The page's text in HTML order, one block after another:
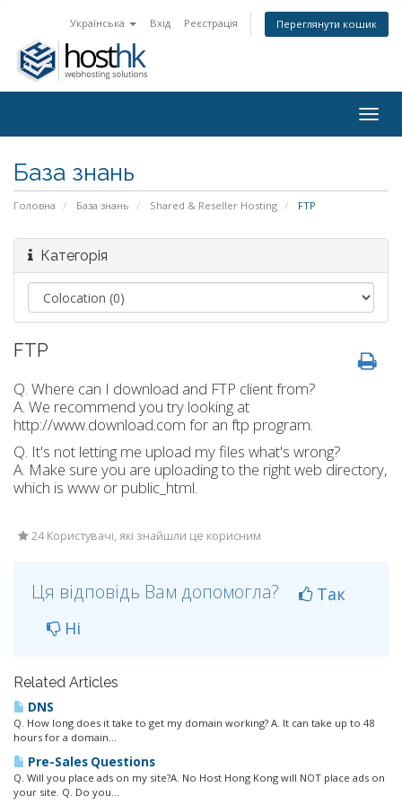
Українська Вхід Реєстрація Переглянути кошик
База знань
Головна База знань Shared & Reseller Hosting FTP
Категорія
FTP
Q. Where can I download and FTP client from?
A. We recommend you try looking at
http://www.download.com for an ftp program.
Q. It's not letting me upload my files what's wrong?
A. Make sure you are uploading to the right web directory,
which is www or public_html.
24 Користувачі, які знайшли це корисним
Ця відповідь Вам допомогла?
Так
Ні
Related Articles
DNS
Q. How long does it take to get my domain working? A. It can take up to 48
hours for a domain...
Pre-Sales Questions
Q. Will you place ads on my site?A. No Host Hong Kong will NOT place ads on
your site. Q. Do you...